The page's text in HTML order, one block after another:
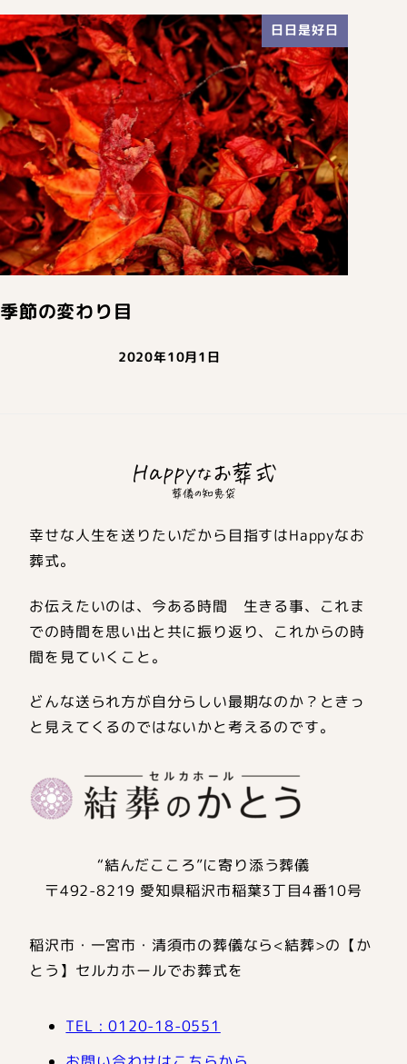
日日是好日
季節の変わり目
2020年10月1日
幸せな人生を送りたいだから目指すはHappyなお
葬式。
お伝えたいのは、今ある時間 生きる事、これま
での時間を思い出と共に振り返り、これからの時
間を見ていくこと。
どんな送られ方が自分らしい最期なのか？ときっ
と見えてくるのではないかと考えるのです。
“結んだこころ”に寄り添う葬儀
〒492-8219 愛知県稲沢市稲葉3丁目4番10号
稲沢市・一宮市・清須市の葬儀なら<結葬>の【か
とう】セルカホールでお葬式を
TEL : 0120-18-0551